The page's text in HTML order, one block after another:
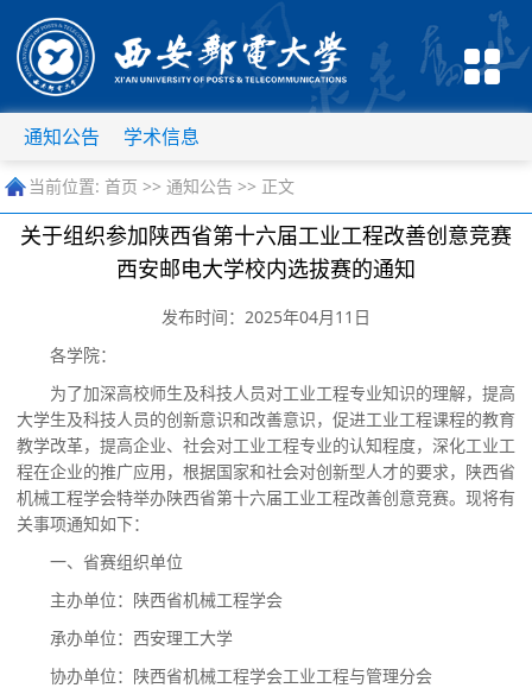
通知公告 学术信息
当前位置: 首页 >> 通知公告 >> 正文
关于组织参加陕西省第十六届工业工程改善创意竞赛
西安邮电大学校内选拔赛的通知
发布时间：2025年04月11日
各学院：
为了加深高校师生及科技人员对工业工程专业知识的理解，提高
大学生及科技人员的创新意识和改善意识， 促进工业工程课程的教育
教学改革，提高企业、社会对工业工程专业的认知程度，深化工业工
程在企业的推广应用，根据国家和社会对创新型人才的要求， 陕西省
机械工程学会特举办陕西省第十六届工业工程改善创意竞赛。 现将有
关事项通知如下：
一、省赛组织单位
主办单位：陕西省机械工程学会
承办单位：西安理工大学
协办单位：陕西省机械工程学会工业工程与管理分会